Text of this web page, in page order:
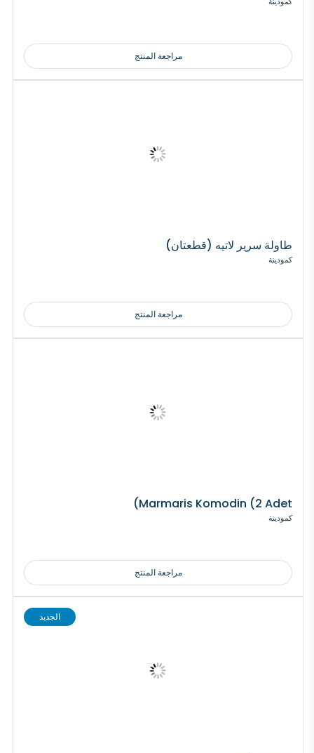
مراجعة المنتج
طاولة سرير لاتيه (قطعتان)
كمودينة
مراجعة المنتج
Marmaris Komodin (2 Adet)
كمودينة
مراجعة المنتج
الجديد